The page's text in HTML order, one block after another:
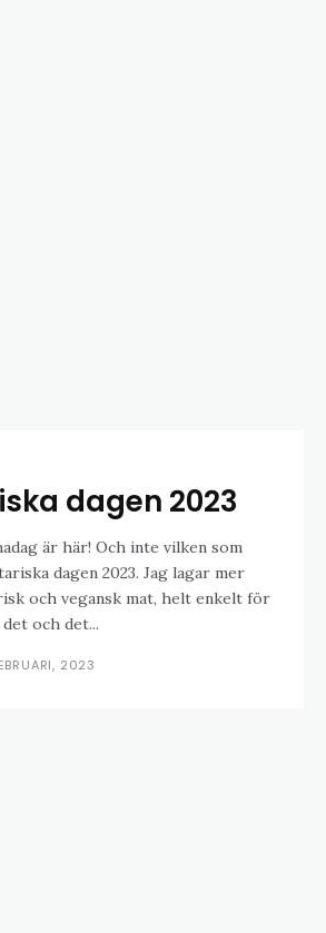
dagen 2023
är här! Och inte vilken som
dagen 2023. Jag lagar mer
och vegansk mat, helt enkelt för
och det...
2023